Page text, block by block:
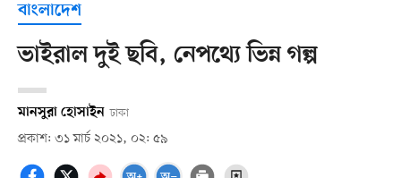
বাংলাদেশ
ভাইরাল দুই ছবি, নেপথ্যে ভিন্ন গল্প
মানসুরা হোসাইন ঢাকা
প্রকাশ: ৩১ মার্চ ২০২১, ০২: ৫৯